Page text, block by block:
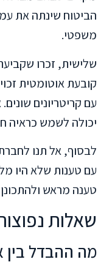
הביטוח שינתה את
משפטי.
שלישית, זכרו
קובעת אוטומטית
עם קריטריונים
יכולה לשמש כראיה
לבסוף, אל תנו
עם טענות שלא היו
טענה מראש
שאלות
מה ההבדל בין